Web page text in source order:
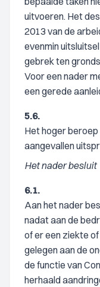
uitvoeren. Het
2013 van de
evenmin
gebrek ten
Voor een nader
een gerede
5.6.
Het hoger
aangevallen
Het nader besluit
6.1.
Aan het nader
nadat aan de
of er een ziekte
gelegen aan de
de functie van
herhaald